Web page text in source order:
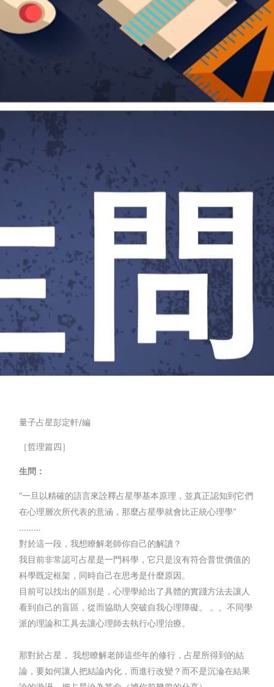
量子占星彭定軒/編
［哲理篇四］
生問：
“一旦以精確的語言來詮釋占星學基本原理，並真正認知到它們
在心理層次所代表的意涵，那麼占星學就會比正統心理學”
………
對於這一段，我想瞭解老師你自己的解讀？
我目前非常認可占星是一門科學，它只是沒有符合普世價值的
科學既定框架，同時自己在思考是什麼原因。
目前可以找出的區別是，心理學給出了具體的實踐方法去讓人
看到自己的盲區，從而協助人突破自我心理障礙。 。。不同學
派的理論和工具去讓心理師去執行心理治療。
那對於占星， 我想瞭解老師這些年的修行，占星所得到的結
論，要如何讓人把結論內化，而進行改變？而不是沉淪在結果